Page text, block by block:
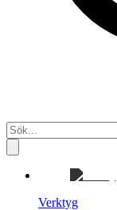
Verktyg